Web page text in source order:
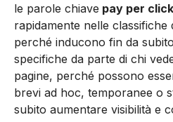
le parole chiave pay per click
rapidamente nel­le
perché inducono fin da
specifiche da parte di chi
pagine, perché pos­sono
brevi ad hoc, temporanee o
subito au­mentare visibilità e